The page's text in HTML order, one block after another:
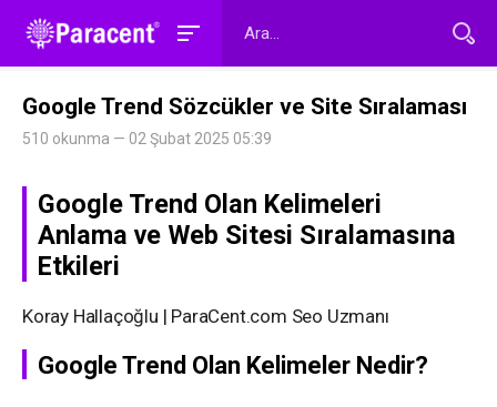
Google Trend Sözcükler ve Site Sıralaması
510 okunma — 02 Şubat 2025 05:39
Google Trend Olan Kelimeleri
Anlama ve Web Sitesi Sıralamasına
Etkileri
Koray Hallaçoğlu | ParaCent.com Seo Uzmanı
Google Trend Olan Kelimeler Nedir?